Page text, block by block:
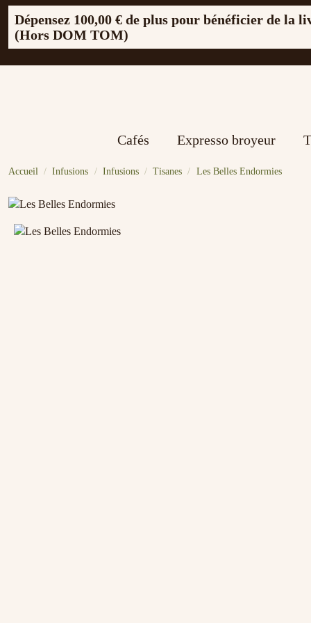
Dépensez 100,00 € de plus pour bénéficier de la
(Hors DOM TOM)
Cafés Expresso broyeur
Accueil Infusions Infusions Tisanes Les Belles Endormies